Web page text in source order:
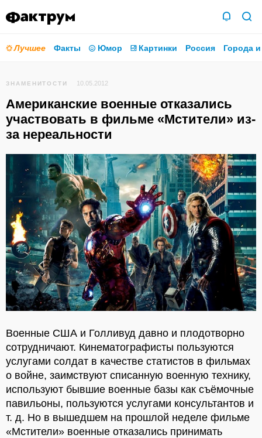
Лучшее Факты Юмор Картинки Россия Города
ЗНАМЕНИТОСТИ 10.05.2012
Американские военные отказались
участвовать в фильме «Мстители» из-
за нереальности
Военные США и Голливуд давно и плодотворно
сотрудничают. Кинематографисты пользуются
услугами солдат в качестве статистов в фильмах
о войне, заимствуют списанную военную технику,
используют бывшие военные базы как съёмочные
павильоны, пользуются услугами консультантов и
т. д. Но в вышедшем на прошлой неделе фильме
«Мстители» военные отказались принимать